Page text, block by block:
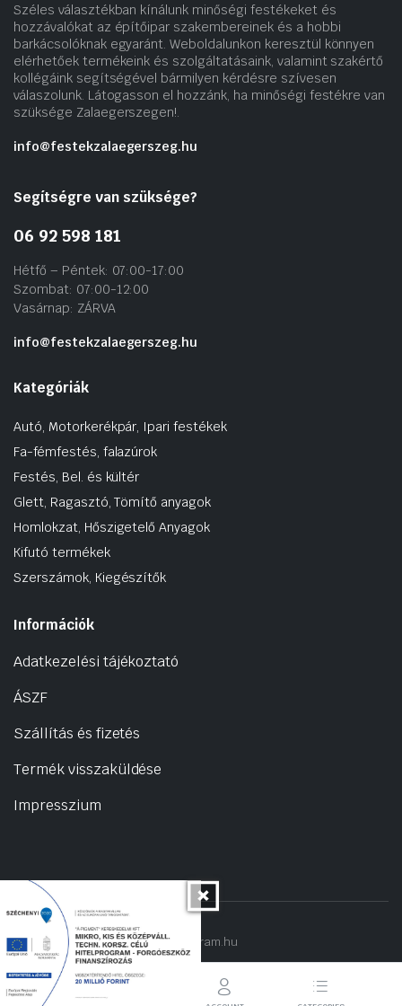
Széles választékban kínálunk minőségi festékeket és
hozzávalókat az építőipar szakembereinek és a hobbi
barkácsolóknak egyaránt. Weboldalunkon keresztül könnyen
elérhetőek termékeink és szolgáltatásaink, valamint szakértő
kollégáink segítségével bármilyen kérdésre szívesen
válaszolunk. Látogasson el hozzánk, ha minőségi festékre van
szüksége Zalaegerszegen!.
info@festekzalaegerszeg.hu
Segítségre van szüksége?
06 92 598 181
Hétfő – Péntek: 07:00-17:00
Szombat: 07:00-12:00
Vasárnap: ZÁRVA
info@festekzalaegerszeg.hu
Kategóriák
Autó, Motorkerékpár, Ipari festékek
Fa-fémfestés, falazúrok
Festés, Bel. és kültér
Glett, Ragasztó, Tömítő anyagok
Homlokzat, Hőszigetelő Anyagok
Kifutó termékek
Szerszámok, Kiegészítők
Információk
Adatkezelési tájékoztató
ÁSZF
Szállítás és fizetés
Termék visszaküldése
Impresszium
Copyright 2022 © hogyantalaljanakram.hu